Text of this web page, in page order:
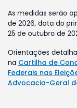
As medidas serão
de 2026, data do
25 de outubro de
Orientações
na Cartilha de
Federais nas
Advocacia-Geral